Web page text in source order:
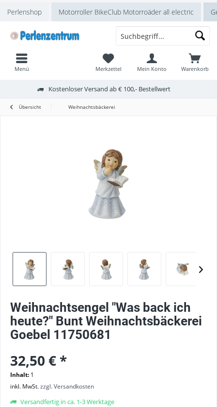
Perlenshop Motorroller BikeClub Motorroäder all electric
Kostenloser Versand ab € 100,- Bestellwert
Warenkorb
Merkzettel Mein Konto
Menü
Übersicht Weihnachtsbäckerei
Weihnachtsengel "Was back ich
heute?" Bunt Weihnachtsbäckerei
Goebel 11750681
32,50 € *
Inhalt: 1
inkl. MwSt.zzgl. Versandkosten
Versandfertig in ca. 1-3 Werktage